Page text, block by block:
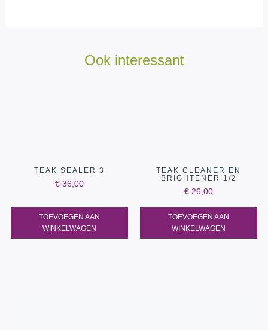
Ook interessant
TEAK SEALER 3
€ 36,00
TOEVOEGEN AAN
WINKELWAGEN
TEAK CLEANER EN
BRIGHTENER 1/2
€ 26,00
TOEVOEGEN AAN
WINKELWAGEN